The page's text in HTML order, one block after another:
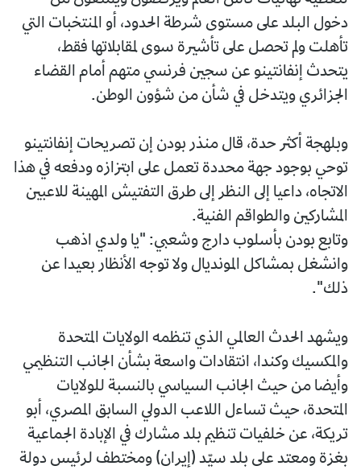
دخول البلد على مستوى شرطة الحدود، أو المنتخبات التي
تأهلت ولم تحصل على تأشيرة سوى لمقابلاتها فقط،
يتحدث إنفانتينو عن سجين فرنسي متهم أمام القضاء
الجزائري ويتدخل في شأن من شؤون الوطن.
وبلهجة أكثر حدة، قال منذر بودن إن تصريحات إنفانتينو
توحي بوجود جهة محددة تعمل على ابتزازه ودفعه في هذا
الاتجاه، داعيا إلى النظر إلى طرق التفتيش المهينة للاعبين
المشاركين والطواقم الفنية.
وتابع بودن بأسلوب دارج وشعبي: "يا ولدي اذهب
وانشغل بمشاكل المونديال ولا توجه الأنظار بعيدا عن
ذلك".
ويشهد الحدث العالمي الذي تنظمه الولايات المتحدة
والمكسيك وكندا، انتقادات واسعة بشأن الجانب التنظيمي
وأيضا من حيث الجانب السياسي بالنسبة للولايات
المتحدة، حيث تساءل اللاعب الدولي السابق المصري، أبو
تريكة، عن خلفيات تنظيم بلد مشارك في الإبادة الجماعية
بغزة ومعتد على بلد سيّد (إيران) ومختطف لرئيس دولة